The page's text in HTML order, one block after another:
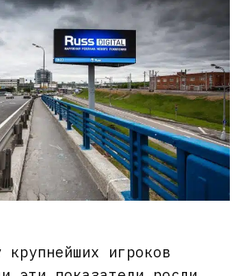
крупнейших игроков